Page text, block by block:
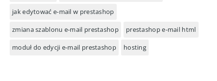
jak edytować e-mail w prestashop
zmiana szablonu e-mail prestashop prestashop e-mail html
moduł do edycji e-mail prestashop hosting